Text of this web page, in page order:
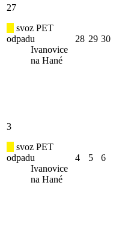
27
svoz PET
odpadu
Ivanovice
na Hané
28 29 30
3
svoz PET
odpadu
Ivanovice
na Hané
4 5 6